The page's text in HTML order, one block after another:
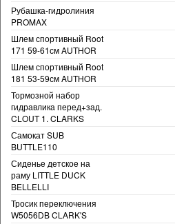
Рубашка-гидролиния
PROMAX
Шлем спортивный Root
171 59-61см AUTHOR
Шлем спортивный Root
181 53-59см AUTHOR
Тормозной набор
гидравлика перед+зад.
CLOUT 1. CLARKS
Самокат SUB
BUTTLE110
Сиденье детское на
раму LITTLE DUCK
BELLELLI
Тросик переключения
W5056DB CLARK'S